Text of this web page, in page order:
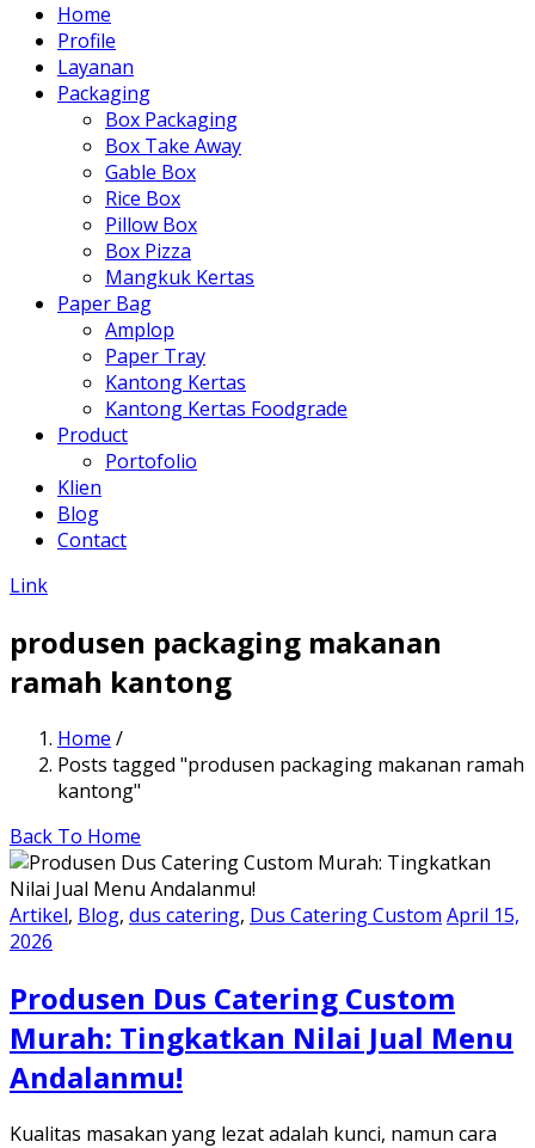
Home
Profile
Layanan
Packaging
Box Packaging
Box Take Away
Gable Box
Rice Box
Pillow Box
Box Pizza
Mangkuk Kertas
Paper Bag
Amplop
Paper Tray
Kantong Kertas
Kantong Kertas Foodgrade
Product
Portofolio
Klien
Blog
Contact
Link
produsen packaging makanan
ramah kantong
Home /
Posts tagged "produsen packaging makanan ramah
kantong"
Back To Home
Artikel, Blog, dus catering, Dus Catering Custom April 15,
2026
Produsen Dus Catering Custom
Murah: Tingkatkan Nilai Jual Menu
Andalanmu!
Kualitas masakan yang lezat adalah kunci, namun cara